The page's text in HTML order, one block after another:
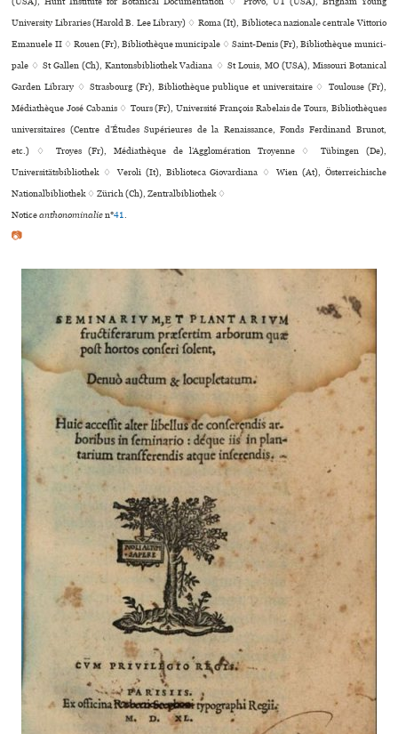
(USA), Hunt Institute for Botanical Documentation ♢ Provo, UT (USA), Brigham Young
University Libraries (Harold B. Lee Library) ♢ Roma (It), Biblioteca nazio­nale cen­trale Vittorio
Emanuele II ♢ Rouen (Fr), Bibliothèque muni­ci­pale ♢ Saint-Denis (Fr), Bibliothèque muni­ci­
pale ♢ St Gallen (Ch), Kantonsbibliothek Vadiana ♢ St Louis, MO (USA), Missouri Botanical
Garden Library ♢ Strasbourg (Fr), Bibliothèque publi­que et uni­ver­si­taire ♢ Toulouse (Fr),
Médiathèque José Cabanis ♢ Tours (Fr), Université François Rabelais de Tours, Bibliothèques
uni­ver­si­tai­res (Centre d’Études Supérieures de la Renaissance, Fonds Ferdinand Brunot,
etc.) ♢ Troyes (Fr), Médiathèque de l’Agglomération Troyenne ♢ Tübingen (De),
Universitätsbibliothek ♢ Veroli (It), Biblioteca Giovardiana ♢ Wien (At), Österreichische
Nationalbibliothek ♢ Zürich (Ch), Zentralbibliothek ♢
Noticeanthonominalien°41.
📷